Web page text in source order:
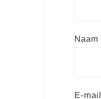
Naam
E-mail